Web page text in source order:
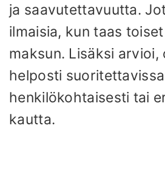
ja saavutettavuutta.
ilmaisia, kun taas
maksun. Lisäksi arvioi,
helposti
henkilökohtaisesti tai
kautta.